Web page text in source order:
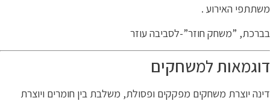
האירוע .
”משחק חוזר”-לסביבה עוזר
למשחקים
יוצרת משחקים מפקקים ופסולת, משלבת בין חומרים ויוצרת